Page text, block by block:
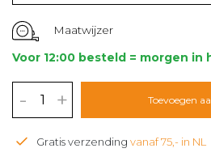
Maatwijzer
Voor 12:00 besteld = morgen in
- + Toevoegen
Gratis verzending vanaf 75,- in NL